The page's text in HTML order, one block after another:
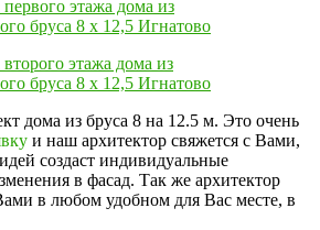
дома из бруса 8 на 12.5 м. Это очень
и наш архитектор свяжется с Вами,
создаст индивидуальные
в фасад. Так же архитектор
в любом удобном для Вас месте, в